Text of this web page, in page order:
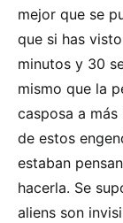
mejor que se
que si has
minutos y 30
mismo que la
casposa a
de estos
estaban
hacerla. Se
aliens son